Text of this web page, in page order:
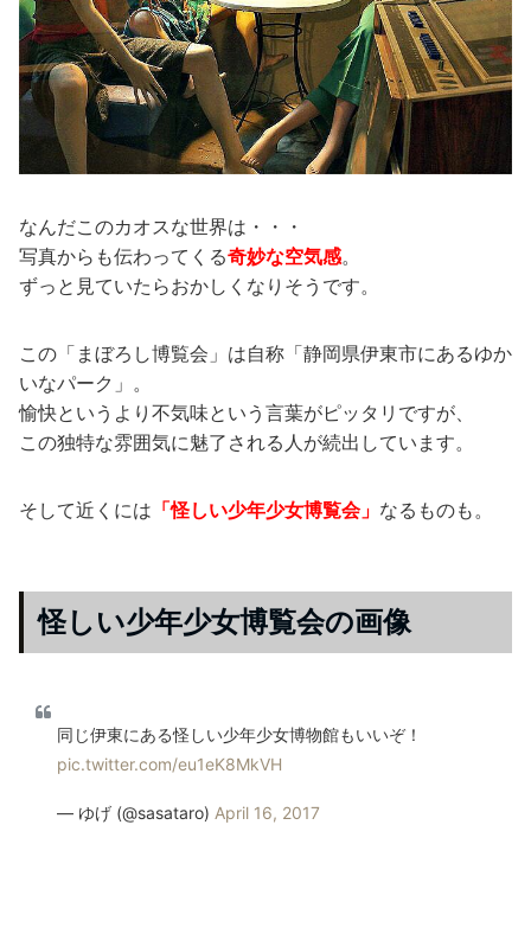
なんだこのカオスな世界は・・・
写真からも伝わってくる奇妙な空気感。
ずっと見ていたらおかしくなりそうです。
この「まぼろし博覧会」は自称「静岡県伊東市にあるゆか
いなパーク」。
愉快というより不気味という言葉がピッタリですが、
この独特な雰囲気に魅了される人が続出しています。
そして近くには 「怪しい少年少女博覧会」 なるものも。
怪しい少年少女博覧会の画像
同じ伊東にある怪しい少年少女博物館もいいぞ！
pic.twitter.com/eu1eK8MkVH
— ゆげ (@sasataro) April 16, 2017